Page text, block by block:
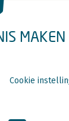
MAKEN
Cookie